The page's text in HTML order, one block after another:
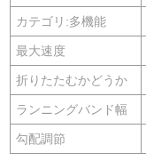
カテゴリ:多機能
最大速度
折りたたむかどうか
ランニングバンド幅
勾配調節